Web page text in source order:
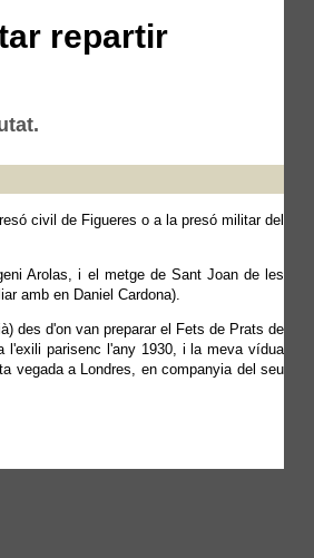
repartir
civil de Figueres o a la presó militar del
Arolas, i el metge de Sant Joan de les
amb en Daniel Cardona).
des d'on van preparar el Fets de Prats de
l'exili parisenc l'any 1930, i la meva vídua
vegada a Londres, en companyia del seu